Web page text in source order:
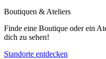
Boutiquen & Ateliers
Finde eine Boutique oder ein
dich zu sehen!
Standorte entdecken